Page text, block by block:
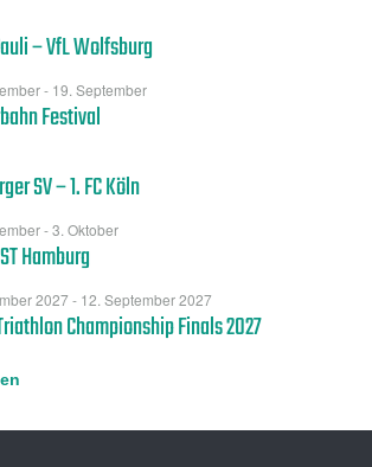
– VfL Wolfsburg
- 19. September
Festival
SV – 1. FC Köln
-3. Oktober
Hamburg
2027- 12. September 2027
Championship Finals 2027